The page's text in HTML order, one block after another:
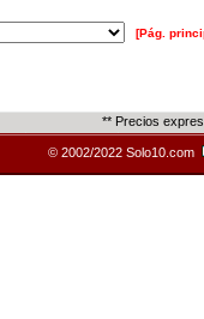
[Pág.
** Precios
© 2002/2022 Solo10.com